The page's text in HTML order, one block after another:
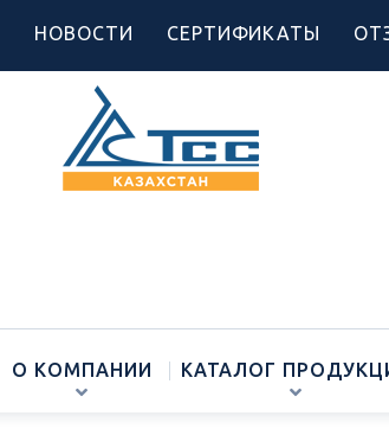
НОВОСТИ СЕРТИФИКАТЫ
О КОМПАНИИ КАТАЛОГ